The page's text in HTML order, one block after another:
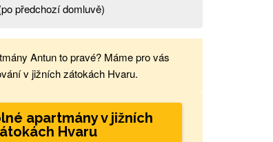
předchozí domluvě)
Antun to pravé? Máme pro vás
v jižních zátokách Hvaru.
apartmány v jižních
Hvaru